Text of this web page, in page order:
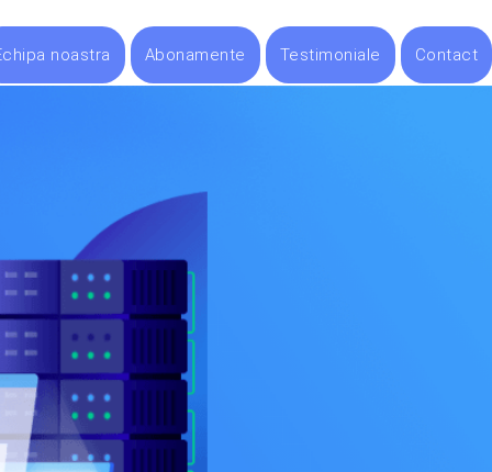
noastra Abonamente Testimoniale Contact